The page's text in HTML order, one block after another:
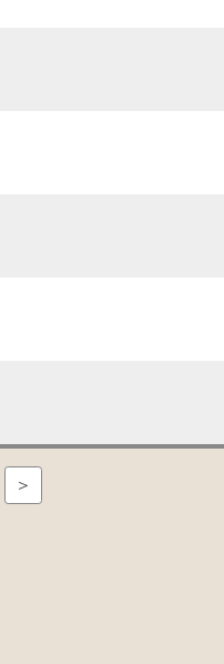
＞